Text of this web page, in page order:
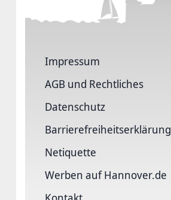
Impressum
AGB und Rechtliches
Datenschutz
Barriere­freiheits­erklärung
Netiquette
Werben auf Hannover.de